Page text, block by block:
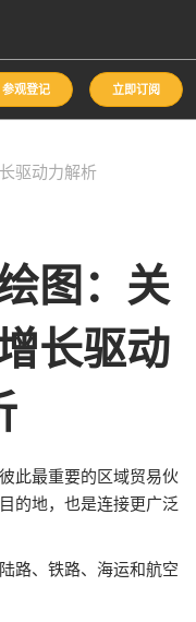
参观登记 立即订阅
驱动力解析
图：关
长驱动
此最重要的区域贸易伙
的地，也是连接更广泛
路、铁路、海运和航空